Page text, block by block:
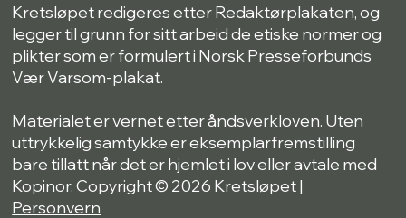
Kretsløpet redigeres etter Redaktørplakaten, og
legger til grunn for sitt arbeid de etiske normer og
plikter som er formulert i Norsk Presseforbunds
Vær Varsom-plakat.
Materialet er vernet etter åndsverkloven. Uten
uttrykkelig samtykke er eksemplarfremstilling
bare tillatt når det er hjemlet i lov eller avtale med
Kopinor. Copyright © 2026 Kretsløpet |
Personvern